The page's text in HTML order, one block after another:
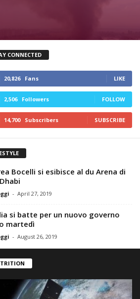
CONNECTED
20,826 Fans LIKE
2,506 Followers FOLLOW
14,700 Subscribers SUBSCRIBE
Bocelli si esibisce al du Arena di
- April 27, 2019
si batte per un nuovo governo
martedì
- August 26, 2019